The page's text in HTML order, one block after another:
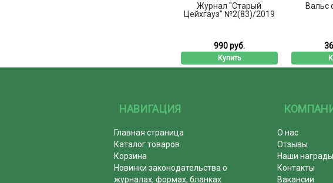
Журнал "Старый
Цейхгауз" №2(83)/2019
990 руб.
Купить
Вальс
НАВИГАЦИЯ
Главная страница
Каталог товаров
Корзина
Новинки законодательства о
журналах, формах, бланках
О нас
Отзывы
Наши награды
Контакты
Вакансии